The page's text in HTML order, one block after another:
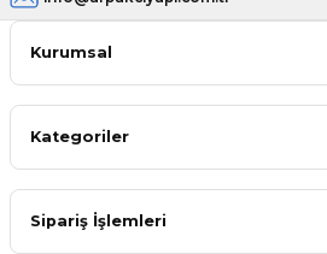
Kurumsal
Kategoriler
Sipariş İşlemleri